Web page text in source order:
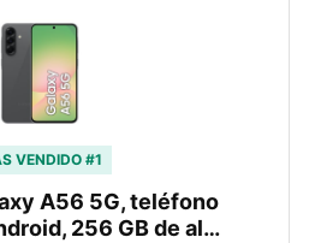
VENDIDO #1
A56 5G, teléfono
256 GB de al…